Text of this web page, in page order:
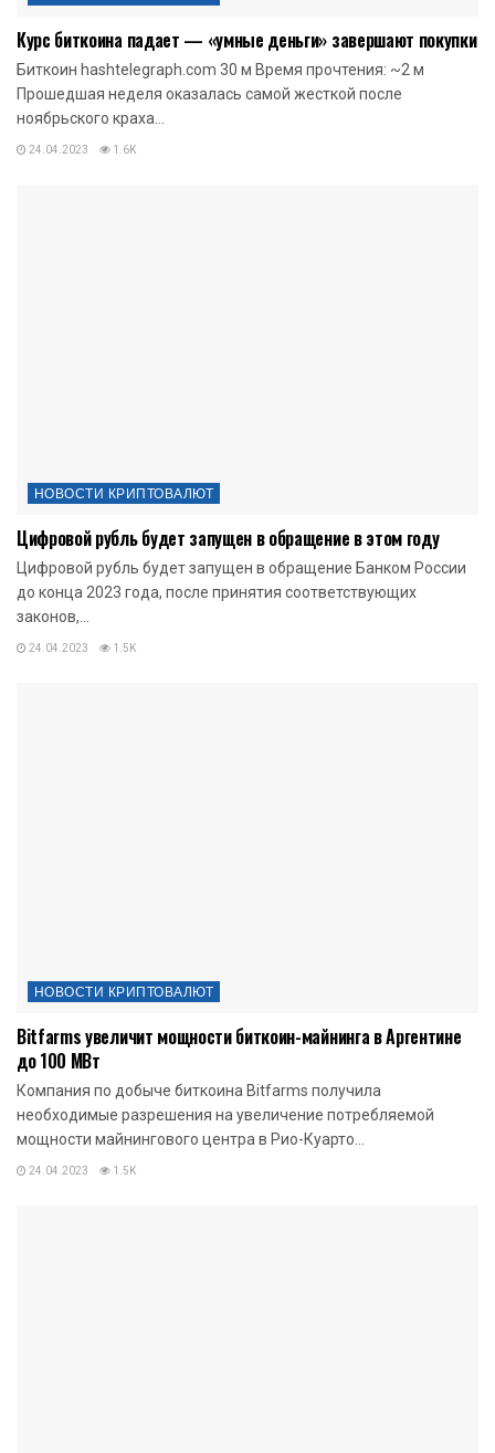
Курс биткоина падает — «умные деньги» завершают покупки
Биткоин hashtelegraph.com 30 м Время прочтения: ~2 м
Прошедшая неделя оказалась самой жесткой после
ноябрьского краха...
24.04.2023 1.6K
НОВОСТИ КРИПТОВАЛЮТ
Цифровой рубль будет запущен в обращение в этом году
Цифровой рубль будет запущен в обращение Банком России
до конца 2023 года, после принятия соответствующих
законов,...
24.04.2023 1.5K
НОВОСТИ КРИПТОВАЛЮТ
Bitfarms увеличит мощности биткоин-майнинга в Аргентине
до 100 МВт
Компания по добыче биткоина Bitfarms получила
необходимые разрешения на увеличение потребляемой
мощности майнингового центра в Рио-Куарто...
24.04.2023 1.5K